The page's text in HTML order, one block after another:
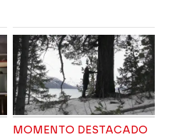
MOMENTO DESTACADO